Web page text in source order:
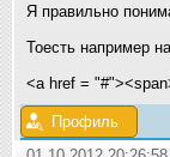
Я правильно
Тоесть например
<a href =
Профиль